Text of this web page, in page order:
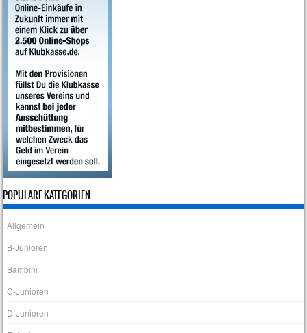
POPULÄRE KATEGORIEN
Allgemein
B-Junioren
Bambini
C-Junioren
D-Junioren